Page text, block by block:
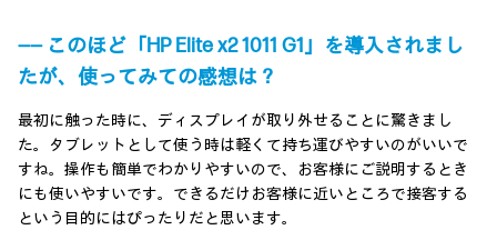
―― このほど「HP Elite x2 1011 G1」を導入されまし
たが、使ってみての感想は？
最初に触った時に、ディスプレイが取り外せることに驚きまし
た。タブレットとして使う時は軽くて持ち運びやすいのがいいで
すね。操作も簡単でわかりやすいので、お客様にご説明するとき
にも使いやすいです。できるだけお客様に近いところで接客する
という目的にはぴったりだと思います。